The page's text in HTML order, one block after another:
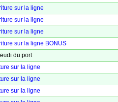
sur la ligne
sur la ligne
sur la ligne
sur la ligne BONUS
du port
sur la ligne
sur la ligne
sur la ligne